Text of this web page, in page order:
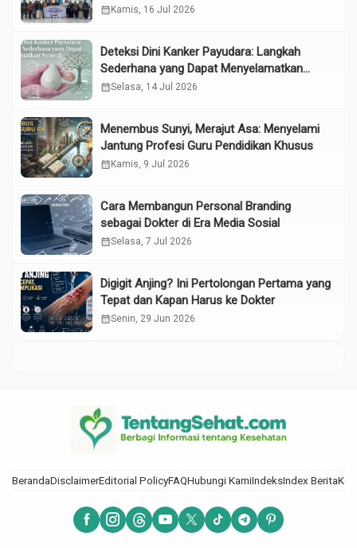
Lansia melalui Edukasi dan Konseling di
calendar_month Kamis, 16 Jul 2026
Deteksi Dini Kanker Payudara: Langkah
Sederhana yang Dapat Menyelamatkan
Nyawa
calendar_monthSelasa, 14 Jul 2026
Menembus Sunyi, Merajut Asa: Menyelami
Jantung Profesi Guru Pendidikan Khusus
calendar_month Kamis, 9 Jul 2026
Cara Membangun Personal Branding
sebagai Dokter di Era Media Sosial
calendar_monthSelasa, 7 Jul 2026
Digigit Anjing? Ini Pertolongan Pertama yang
Tepat dan Kapan Harus ke Dokter
calendar_monthSenin, 29 Jun 2026
BerandaDisclaimerEditorial PolicyFAQHubungi KamiIndeksIndex Berita